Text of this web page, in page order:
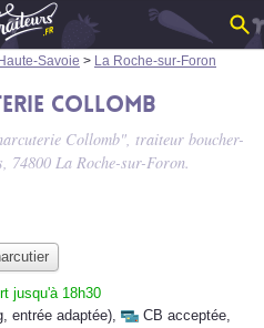
Savoie > La Roche-sur-Foron
Collomb
Collomb", traiteur boucher-
, 74800 La Roche-sur-Foron.
jusqu'à 18h30
entrée adaptée), CB acceptée,